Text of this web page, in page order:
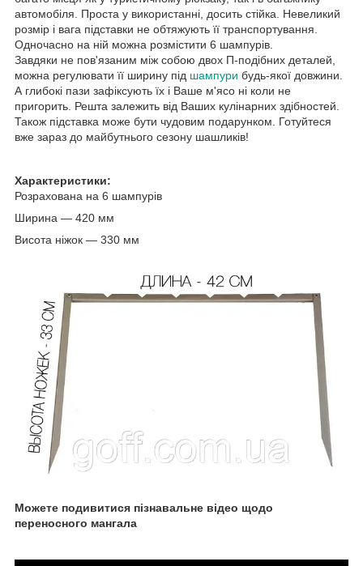
автомобіля. Проста у використанні, досить стійка. Невеликий
розмір і вага підставки не обтяжують її транспортування.
Одночасно на ній можна розмістити 6 шампурів.
Завдяки не пов'язаним між собою двох П-подібних деталей,
можна регулювати її ширину під шампури будь-якої довжини.
А глибокі пази зафіксують їх і Ваше м'ясо ні коли не
пригорить. Решта залежить від Ваших кулінарних здібностей.
Також підставка може бути чудовим подарунком. Готуйтеся
вже зараз до майбутнього сезону шашликів!
Характеристики:
Розрахована на 6 шампурів
Ширина — 420 мм
Висота ніжок — 330 мм
Можете подивитися пізнавальне відео щодо
переносного мангала